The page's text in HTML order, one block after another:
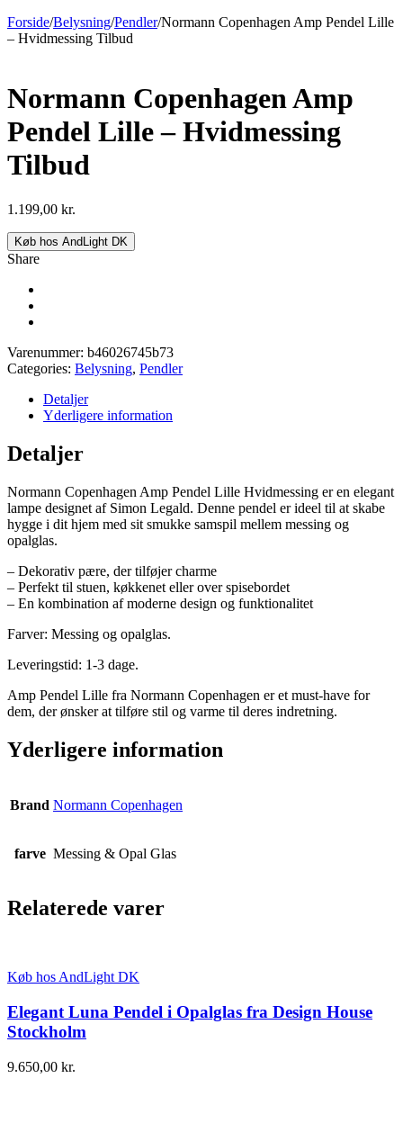
Forside/Belysning/Pendler/Normann Copenhagen Amp Pendel Lille
– Hvidmessing Tilbud
Normann Copenhagen Amp
Pendel Lille – Hvidmessing
Tilbud
1.199,00 kr.
Køb hos AndLight DK
Share
Varenummer: b46026745b73
Categories: Belysning, Pendler
Detaljer
Yderligere information
Detaljer
Normann Copenhagen Amp Pendel Lille Hvidmessing er en elegant
lampe designet af Simon Legald. Denne pendel er ideel til at skabe
hygge i dit hjem med sit smukke samspil mellem messing og
opalglas.
– Dekorativ pære, der tilføjer charme
– Perfekt til stuen, køkkenet eller over spisebordet
– En kombination af moderne design og funktionalitet
Farver: Messing og opalglas.
Leveringstid: 1-3 dage.
Amp Pendel Lille fra Normann Copenhagen er et must-have for
dem, der ønsker at tilføre stil og varme til deres indretning.
Yderligere information
Brand Normann Copenhagen
farve Messing & Opal Glas
Relaterede varer
Køb hos AndLight DK
Elegant Luna Pendel i Opalglas fra Design House
Stockholm
9.650,00 kr.